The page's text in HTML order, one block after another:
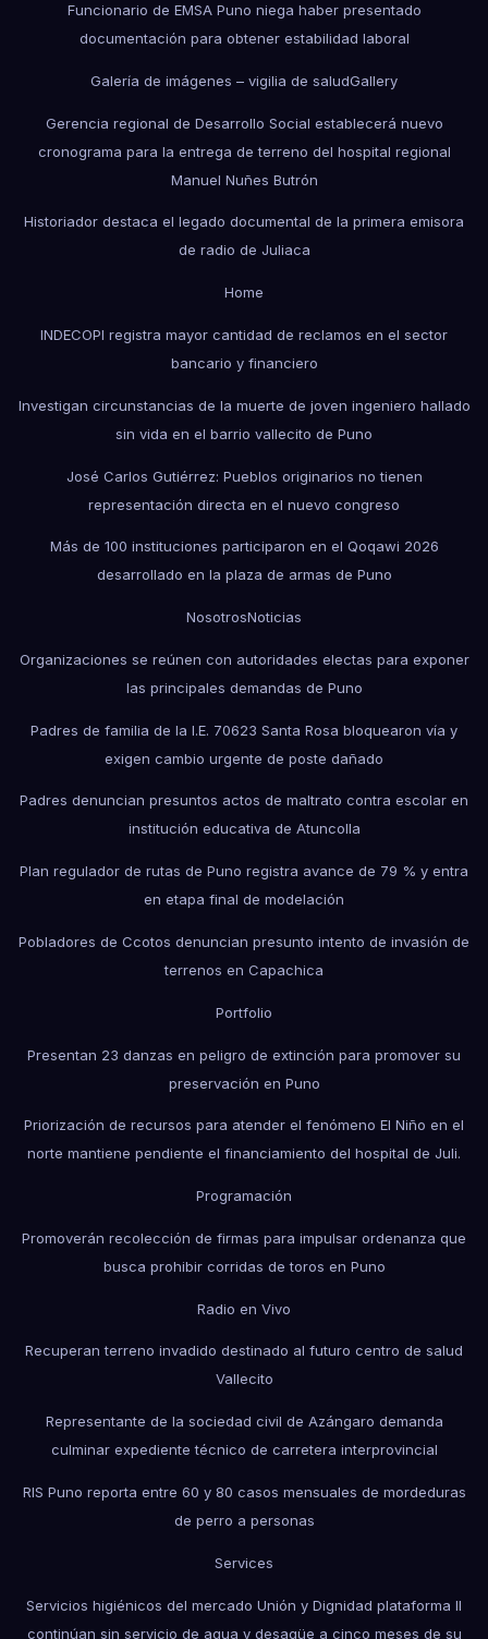
Funcionario de EMSA Puno niega haber presentado
documentación para obtener estabilidad laboral
Galería de imágenes – vigilia de saludGallery
Gerencia regional de Desarrollo Social establecerá nuevo
cronograma para la entrega de terreno del hospital regional
Manuel Nuñes Butrón
Historiador destaca el legado documental de la primera emisora
de radio de Juliaca
Home
INDECOPI registra mayor cantidad de reclamos en el sector
bancario y financiero
Investigan circunstancias de la muerte de joven ingeniero hallado
sin vida en el barrio vallecito de Puno
José Carlos Gutiérrez: Pueblos originarios no tienen
representación directa en el nuevo congreso
Más de 100 instituciones participaron en el Qoqawi 2026
desarrollado en la plaza de armas de Puno
NosotrosNoticias
Organizaciones se reúnen con autoridades electas para exponer
las principales demandas de Puno
Padres de familia de la I.E. 70623 Santa Rosa bloquearon vía y
exigen cambio urgente de poste dañado
Padres denuncian presuntos actos de maltrato contra escolar en
institución educativa de Atuncolla
Plan regulador de rutas de Puno registra avance de 79 % y entra
en etapa final de modelación
Pobladores de Ccotos denuncian presunto intento de invasión de
terrenos en Capachica
Portfolio
Presentan 23 danzas en peligro de extinción para promover su
preservación en Puno
Priorización de recursos para atender el fenómeno El Niño en el
norte mantiene pendiente el financiamiento del hospital de Juli.
Programación
Promoverán recolección de firmas para impulsar ordenanza que
busca prohibir corridas de toros en Puno
Radio en Vivo
Recuperan terreno invadido destinado al futuro centro de salud
Vallecito
Representante de la sociedad civil de Azángaro demanda
culminar expediente técnico de carretera interprovincial
RIS Puno reporta entre 60 y 80 casos mensuales de mordeduras
de perro a personas
Services
Servicios higiénicos del mercado Unión y Dignidad plataforma II
continúan sin servicio de agua y desagüe a cinco meses de su